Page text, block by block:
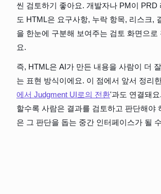
씬 검토하기 좋아요. 개발자나 PM이 PRD
도 HTML은 요구사항, 누락 항목, 리스크,
을 한눈에 구분해 보여주는 검토 화면으로
요.
즉, HTML은 AI가 만든 내용을 사람이 더
는 표현 방식이에요. 이 점에서 앞서 정리
에서 Judgment UI로의 전환'과도 연결돼
할수록 사람은 결과를 검토하고 판단해야
은 그 판단을 돕는 중간 인터페이스가 될